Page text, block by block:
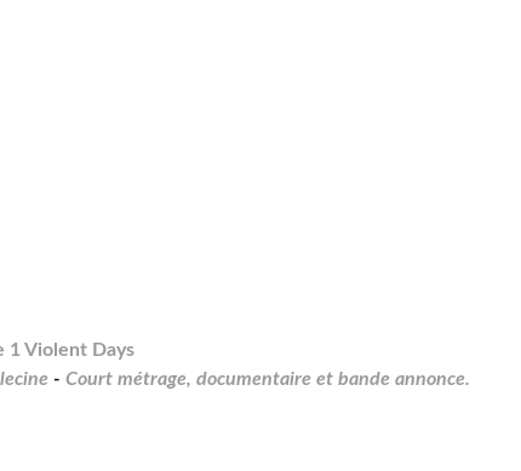
1 Violent Days
- Court métrage, documentaire et bande annonce.